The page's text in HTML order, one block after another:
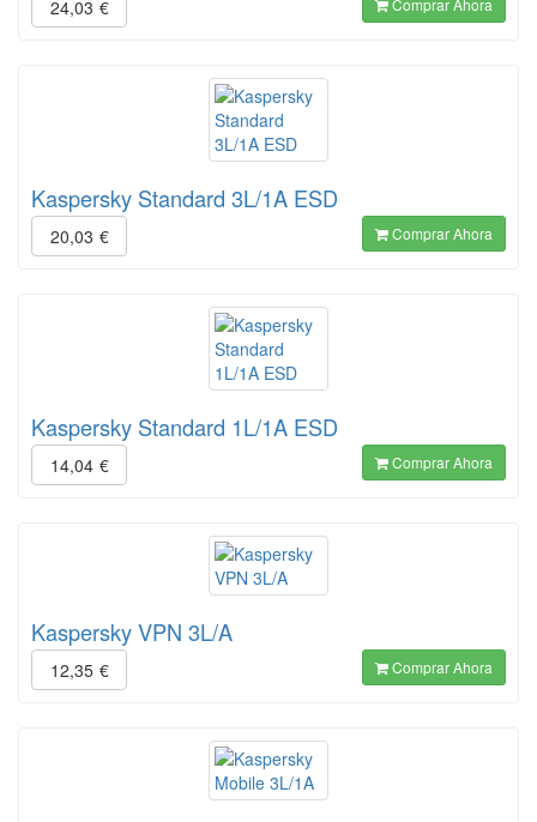
24,03 € Comprar Ahora
Kaspersky Standard 3L/1A ESD
20,03 € Comprar Ahora
Kaspersky Standard 1L/1A ESD
14,04 € Comprar Ahora
Kaspersky VPN 3L/A
12,35 € Comprar Ahora